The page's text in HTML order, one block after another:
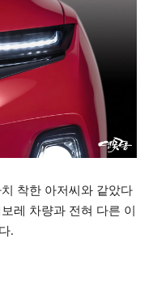
착한 아저씨와 같았다
레 차량과 전혀 다른 이
.